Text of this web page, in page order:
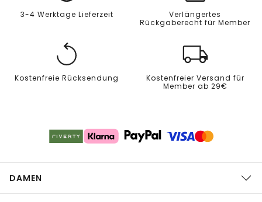
3-4 Werktage Lieferzeit
Verlängertes
Rückgaberecht für Member
Kostenfreie Rücksendung
Kostenfreier Versand für
Member ab 29€
DAMEN